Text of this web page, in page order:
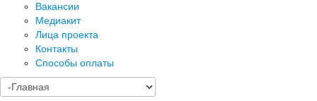
Вакансии
Медиакит
Лица проекта
Контакты
Способы оплаты